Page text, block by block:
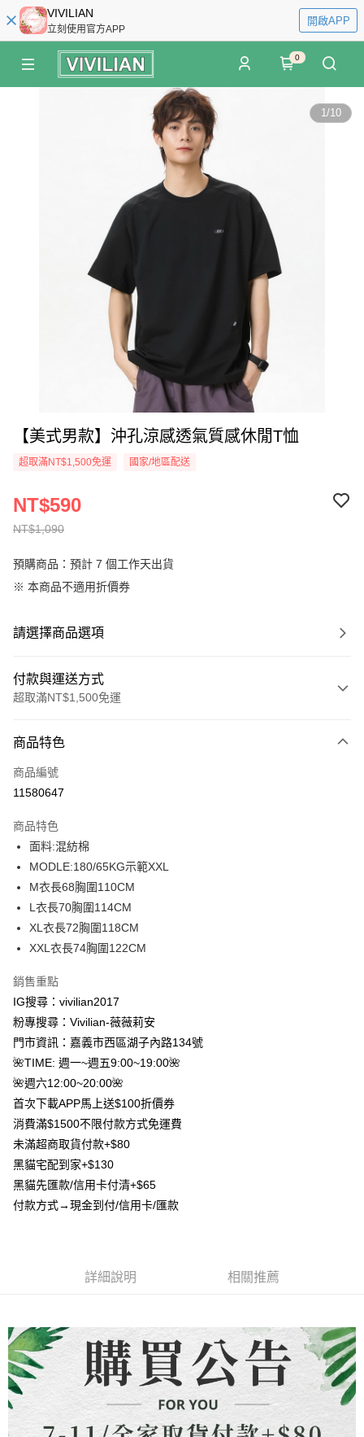
VIVILIAN
立刻使用官方APP
開啟APP
0
1/10
【美式男款】沖孔涼感透氣質感休閒T恤
超取滿NT$1,500免運 國家/地區配送
NT$1,090
NT$590
預購商品：預計 7 個工作天出貨
※ 本商品不適用折價券
請選擇商品選項
付款與運送方式
超取滿NT$1,500免運
信用卡一次付款
信用卡分期付款
合作金庫商業銀行
華南商業銀行
上海商業儲蓄銀行
國泰世華商業銀行
臺灣中小企業銀行
匯豐（台灣）商業銀行
聯邦商業銀行
元大商業銀行
台新國際商業銀行
台灣樂天信用卡公司
超商取貨付款
LINE Pay
Apple Pay
街口支付
Google Pay
大哥付你分期
相關說明
【大哥付你分期使用說明】
2.付款方式選擇「大哥付你分期」，訂單成立後會自動跳轉到大哥付的交易
流程，驗證手機門號後，選擇欲分期的期數、繳款截止日，確認付款後即完
成交易。
3.實際核准額度、可分期數及費用金額請依後續交易確認頁面所載為準。
4.訂單成立30分鐘內，如未前往確認交易或遇審核未通過，訂單將自動取
消。如遇「轉專審核」未通過狀況，表示未達大哥付你分期系統評分，恕無
【繳款方式說明】
1.分期款項不併入電信帳單，「大哥付你分期」於每月結算日後寄送繳費提
2.基於同意付款使用「大哥付你分期」之契約關係目的，商店將以您的個人
資料（包含姓名、電話或地址）提供予台灣大哥大進項蒐集、處理及利用，
由本公司與您本人進行分期帳單所需資料之確認、核對及更正。
3.完整用戶服務條款，請詳閱以下連結：
https://oppay.tw/userRule
AFTEE先享後付
相關說明
【關於「AFTEE先享後付」】
AFTEE先享後付是「在收到商品之後才付款」的支付方式。 讓您購物簡單
便利好安心！
１．簡單：不需註冊會員、不需綁卡、不需儲值。
２．便利：只要手機號碼，簡訊認證，即可結帳。
３．安心：先確認商品／服務後，再付款。
【「AFTEE先享後付」結帳流程】
３．收到繳費通知簡訊後14天內，點擊此簡訊中的連結，可透過四大超商／
ATM／網路銀行／等多元方式進行付款，方視為交易完成。
後付繳納相關費用。
※ 交易是否成功請以「AFTEE先享後付 」之結帳頁面顯示為準，若有關於
是否繳費成功／繳費後需取消欲退款等相關疑問，請聯繫「AFTEE先享後付
客戶支援中心」https://netprotections.freshdesk.com/support/home
１．透過由恩沛科技股份有限公司提供之「AFTEE先享後付」服務完成之交
易，需依本服務之必要範圍內提供個人資料，並將交易相關給付款項請求債
ATM付款
貨到付款
運送方式
每筆NT$65，滿NT$1,500(含以上)免運費
貨到付款
每筆NT$130，滿NT$1,500(含以上)免運費
海外配送 查看運費
商品特色
商品編號
11580647
商品特色
面料:混紡棉
MODLE:180/65KG示範XXL
M衣長68胸圍110CM
L衣長70胸圍114CM
XL衣長72胸圍118CM
XXL衣長74胸圍122CM
銷售重點
IG搜尋：vivilian2017
粉專搜尋：Vivilian-薇薇莉安
門市資訊：嘉義市西區湖子內路134號
🌺TIME: 週一~週五9:00~19:00🌺
🌺週六12:00~20:00🌺
首次下載APP馬上送$100折價券
消費滿$1500不限付款方式免運費
未滿超商取貨付款+$80
黑貓宅配到家+$130
黑貓先匯款/信用卡付清+$65
付款方式→現金到付/信用卡/匯款
詳細說明 相關推薦